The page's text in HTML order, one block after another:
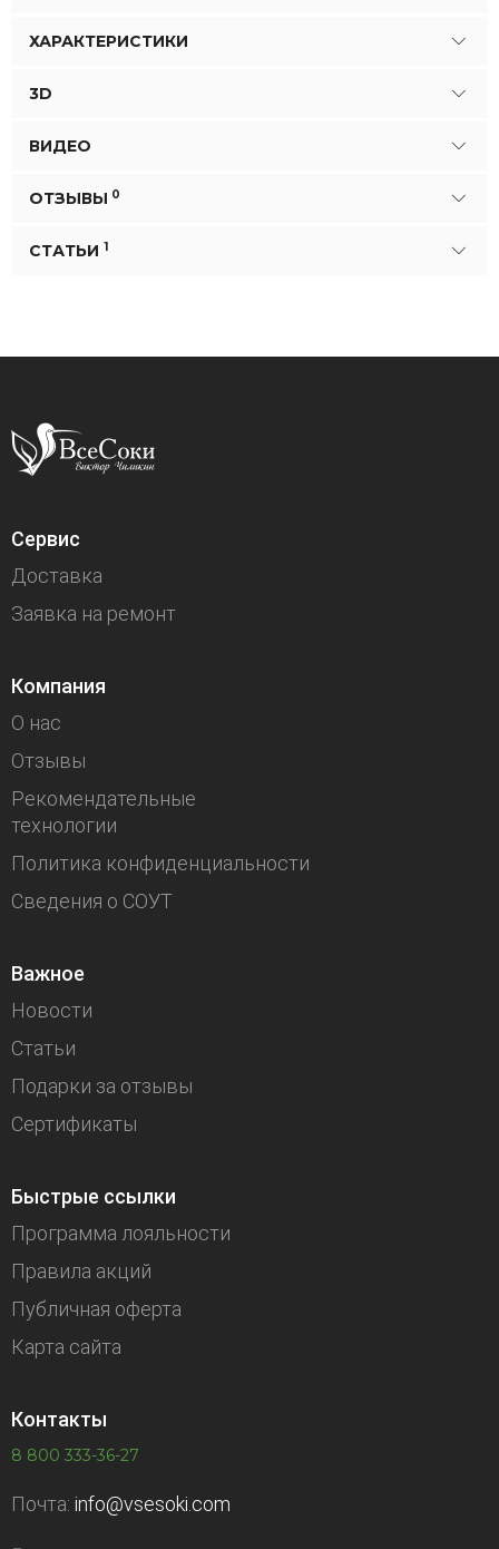
ХАРАКТЕРИСТИКИ
3D
ВИДЕО
ОТЗЫВЫ 0
СТАТЬИ 1
Сервис
Доставка
Заявка на ремонт
Компания
О нас
Отзывы
Рекомендательные
технологии
Политика конфиденциальности
Сведения о СОУТ
Важное
Новости
Статьи
Подарки за отзывы
Сертификаты
Быстрые ссылки
Программа лояльности
Правила акций
Публичная оферта
Карта сайта
Контакты
8 800 333-36-27
Почта: info@vsesoki.com